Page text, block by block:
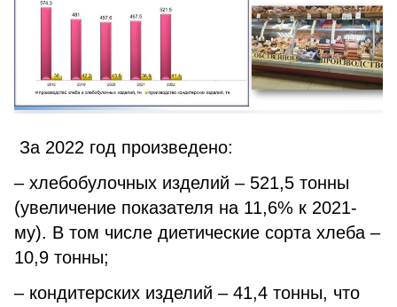
За 2022 год произведено:
– хлебобулочных изделий – 521,5 тонны
(увеличение показателя на 11,6% к 2021-
му). В том числе диетические сорта хлеба –
10,9 тонны;
– кондитерских изделий – 41,4 тонны, что